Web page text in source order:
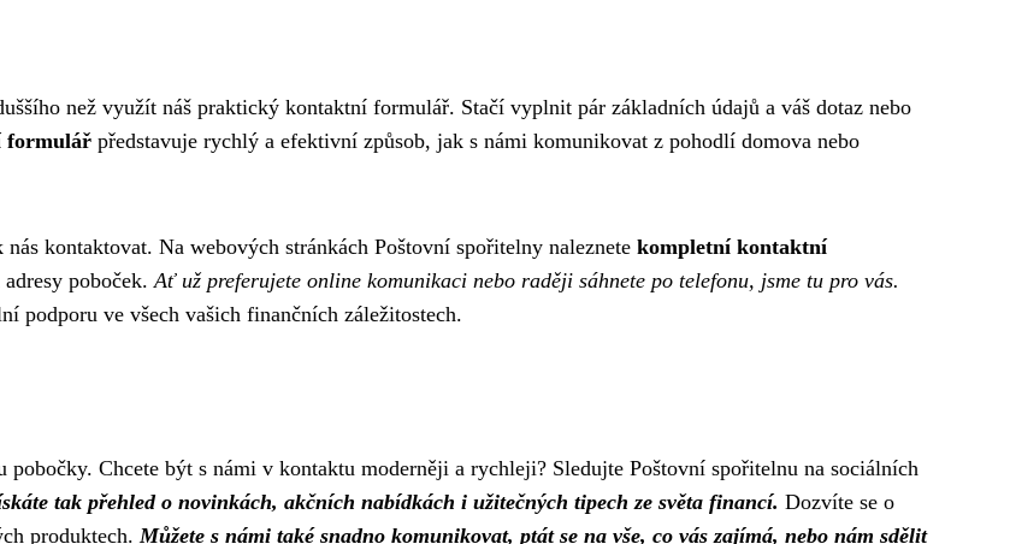
než využít náš praktický kontaktní formulář. Stačí vyplnit pár základních údajů a váš dotaz nebo
formulář představuje rychlý a efektivní způsob, jak s námi komunikovat z pohodlí domova nebo
kontaktovat. Na webových stránkách Poštovní spořitelny naleznete kompletní kontaktní
poboček. Ať už preferujete online komunikaci nebo raději sáhnete po telefonu, jsme tu pro vás.
podporu ve všech vašich finančních záležitostech.
pobočky. Chcete být s námi v kontaktu moderněji a rychleji? Sledujte Poštovní spořitelnu na sociálních
tak přehled o novinkách, akčních nabídkách i užitečných tipech ze světa financí. Dozvíte se o
produktech. Můžete s námi také snadno komunikovat, ptát se na vše, co vás zajímá, nebo nám sdělit